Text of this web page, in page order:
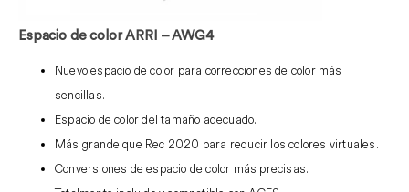
Espacio de color ARRI – AWG4
Nuevo espacio de color para correcciones de color más
sencillas.
Espacio de color del tamaño adecuado.
Más grande que Rec 2020 para reducir los colores virtuales.
Conversiones de espacio de color más precisas.